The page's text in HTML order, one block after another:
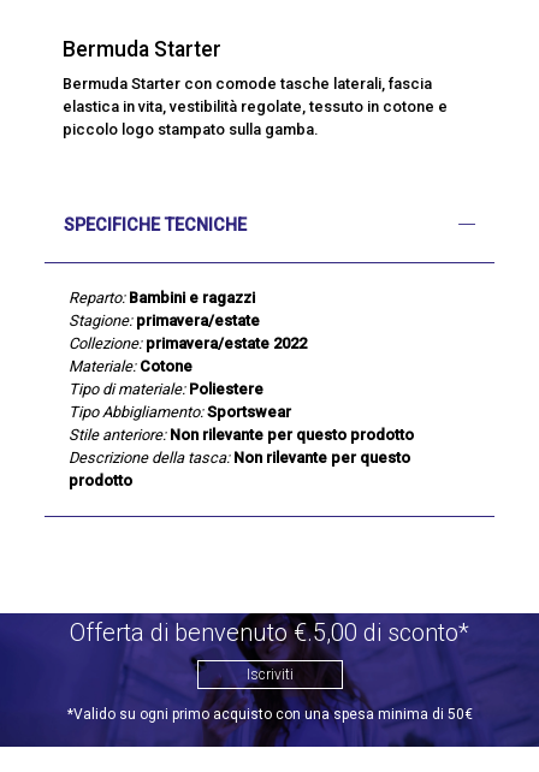
Bermuda Starter
Bermuda Starter con comode tasche laterali, fascia
elastica in vita, vestibilità regolate, tessuto in cotone e
piccolo logo stampato sulla gamba.
SPECIFICHE TECNICHE
Reparto: Bambini e ragazzi
Stagione: primavera/estate
Collezione: primavera/estate 2022
Materiale: Cotone
Tipo di materiale: Poliestere
Tipo Abbigliamento: Sportswear
Stile anteriore: Non rilevante per questo prodotto
Descrizione della tasca: Non rilevante per questo
prodotto
Offerta di benvenuto €.5,00 di sconto*
Iscriviti
*Valido su ogni primo acquisto con una spesa minima di 50€